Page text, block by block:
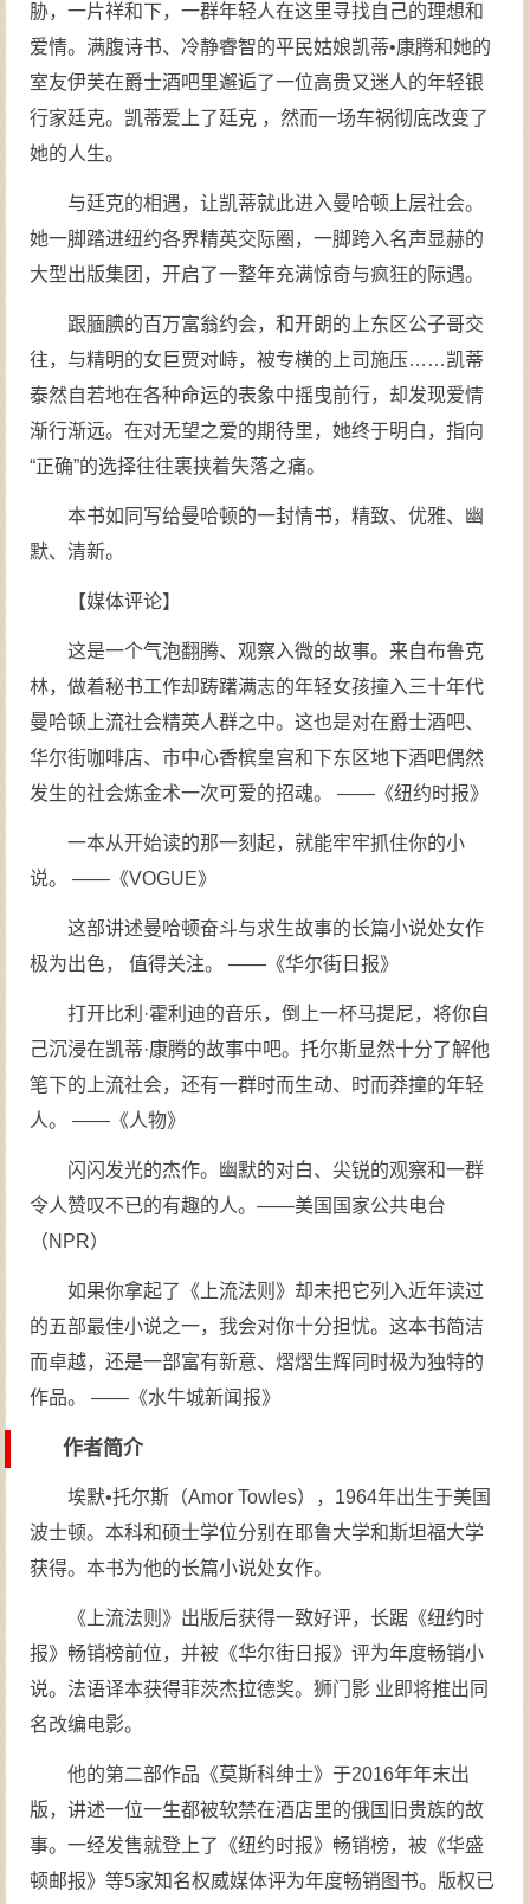
胁，一片祥和下，一群年轻人在这里寻找自己的理想和
爱情。满腹诗书、冷静睿智的平民姑娘凯蒂•康腾和她的
室友伊芙在爵士酒吧里邂逅了一位高贵又迷人的年轻银
行家廷克。凯蒂爱上了廷克 ，然而一场车祸彻底改变了
她的人生。
与廷克的相遇，让凯蒂就此进入曼哈顿上层社会。
她一脚踏进纽约各界精英交际圈，一脚跨入名声显赫的
大型出版集团，开启了一整年充满惊奇与疯狂的际遇。
跟腼腆的百万富翁约会，和开朗的上东区公子哥交
往，与精明的女巨贾对峙，被专横的上司施压……凯蒂
泰然自若地在各种命运的表象中摇曳前行，却发现爱情
渐行渐远。在对无望之爱的期待里，她终于明白，指向
“正确”的选择往往裹挟着失落之痛。
本书如同写给曼哈顿的一封情书，精致、优雅、幽
默、清新。
【媒体评论】
这是一个气泡翻腾、观察入微的故事。来自布鲁克
林，做着秘书工作却踌躇满志的年轻女孩撞入三十年代
曼哈顿上流社会精英人群之中。这也是对在爵士酒吧、
华尔街咖啡店、市中心香槟皇宫和下东区地下酒吧偶然
发生的社会炼金术一次可爱的招魂。 ——《纽约时报》
一本从开始读的那一刻起，就能牢牢抓住你的小
说。 ——《VOGUE》
这部讲述曼哈顿奋斗与求生故事的长篇小说处女作
极为出色， 值得关注。 ——《华尔街日报》
打开比利·霍利迪的音乐，倒上一杯马提尼，将你自
己沉浸在凯蒂·康腾的故事中吧。托尔斯显然十分了解他
笔下的上流社会，还有一群时而生动、时而莽撞的年轻
人。 ——《人物》
闪闪发光的杰作。幽默的对白、尖锐的观察和一群
令人赞叹不已的有趣的人。——美国国家公共电台
（NPR）
如果你拿起了《上流法则》却未把它列入近年读过
的五部最佳小说之一，我会对你十分担忧。这本书简洁
而卓越，还是一部富有新意、熠熠生辉同时极为独特的
作品。 ——《水牛城新闻报》
作者简介
埃默•托尔斯（Amor Towles），1964年出生于美国
波士顿。本科和硕士学位分别在耶鲁大学和斯坦福大学
获得。本书为他的长篇小说处女作。
《上流法则》出版后获得一致好评，长踞《纽约时
报》畅销榜前位，并被《华尔街日报》评为年度畅销小
说。法语译本获得菲茨杰拉德奖。狮门影 业即将推出同
名改编电影。
他的第二部作品《莫斯科绅士》于2016年年末出
版，讲述一位一生都被软禁在酒店里的俄国旧贵族的故
事。一经发售就登上了《纽约时报》畅销榜，被《华盛
顿邮报》等5家知名权威媒体评为年度畅销图书。版权已